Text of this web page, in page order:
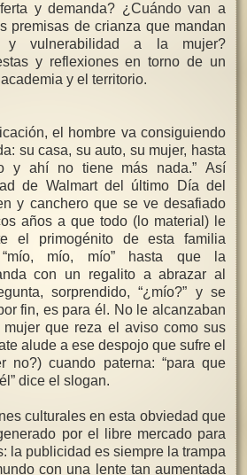
y demanda? ¿Cuándo van a
premisas de crianza que mandan
y vulnerabilidad a la mujer?
y reflexiones en torno de un
y el territorio.
el hombre va consiguiendo
su casa, su auto, su mujer, hasta
y ahí no tiene más nada.” Así
de Walmart del último Día del
y canchero que se ve desafiado
años a que todo (lo material) le
el primogénito de esta familia
mío, mío” hasta que la
con un regalito a abrazar al
sorprendido, “¿mío?” y se
fin, es para él. No le alcanzaban
que reza el aviso como sus
alude a ese despojo que sufre el
no?) cuando paterna: “para que
dice el slogan.
culturales en esta obviedad que
por el libre mercado para
la publicidad es siempre la trampa
con una lente tan aumentada